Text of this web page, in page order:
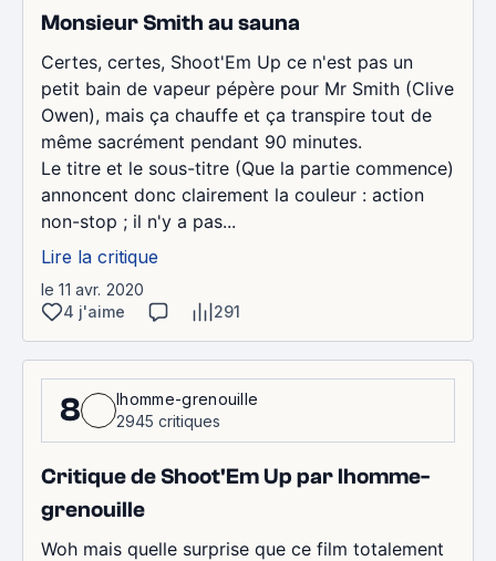
Monsieur Smith au sauna
Certes, certes, Shoot'Em Up ce n'est pas un
petit bain de vapeur pépère pour Mr Smith (Clive
Owen), mais ça chauffe et ça transpire tout de
même sacrément pendant 90 minutes.
Le titre et le sous-titre (Que la partie commence)
annoncent donc clairement la couleur : action
non-stop ; il n'y a pas...
Lire la critique
le 11 avr. 2020
4 j'aime
291
8
lhomme-grenouille
2945 critiques
Critique de Shoot'Em Up par lhomme-
grenouille
Woh mais quelle surprise que ce film totalement